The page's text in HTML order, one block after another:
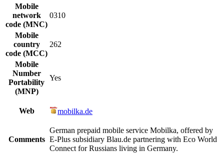
Mobile
network
code (MNC)
0310
Mobile
country
code (MCC)
262
Mobile
Number
Portability
(MNP)
Yes
Web mobilka.de
Comments
German prepaid mobile service Mobilka, offered by
E-Plus subsidiary Blau.de partnering with Eco World
Connect for Russians living in Germany.